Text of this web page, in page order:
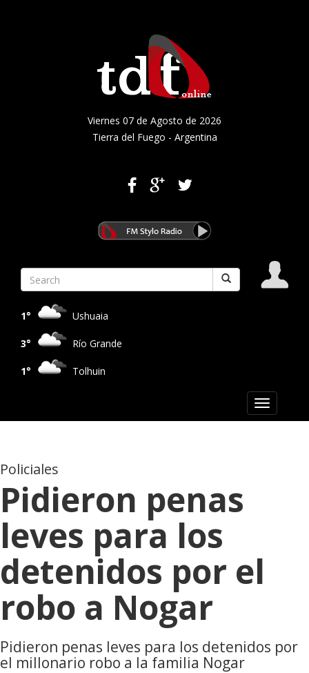
Viernes 07 de Agosto de 2026
Tierra del Fuego - Argentina
1° Ushuaia
3° Río Grande
1° Tolhuin
Toggle
navigation
Policiales
Pidieron penas
leves para los
detenidos por el
robo a Nogar
Pidieron penas leves para los detenidos por
el millonario robo a la familia Nogar